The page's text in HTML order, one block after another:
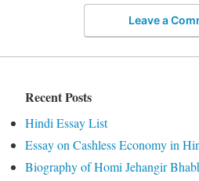
Leave a
Recent Posts
Hindi Essay List
Essay on Cashless Economy in
Biography of Homi Jehangir